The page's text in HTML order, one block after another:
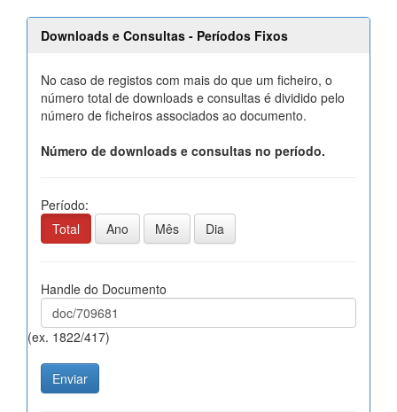
Downloads e Consultas - Períodos Fixos
No caso de registos com mais do que um ficheiro, o
número total de downloads e consultas é dividido pelo
número de ficheiros associados ao documento.
Número de downloads e consultas no período.
Período:
Total
Ano Mês Dia
Handle do Documento
(ex. 1822/417)